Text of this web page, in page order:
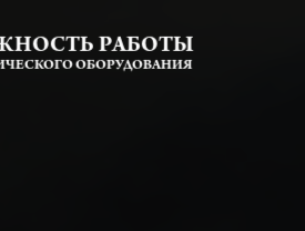
РАБОТЫ
ОБОРУДОВАНИЯ